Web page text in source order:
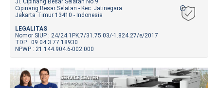
Jl. Cipinang Besar Selatan No.9
Cipinang Besar Selatan - Kec. Jatinegara
Jakarta Timur 13410 - Indonesia
LEGALITAS
Nomor SIUP : 24/24.1PK.7/31.75.03/-1.824.27/e/2017
TDP : 09.04.3.77.18930
NPWP : 21.144.904.6-002.000